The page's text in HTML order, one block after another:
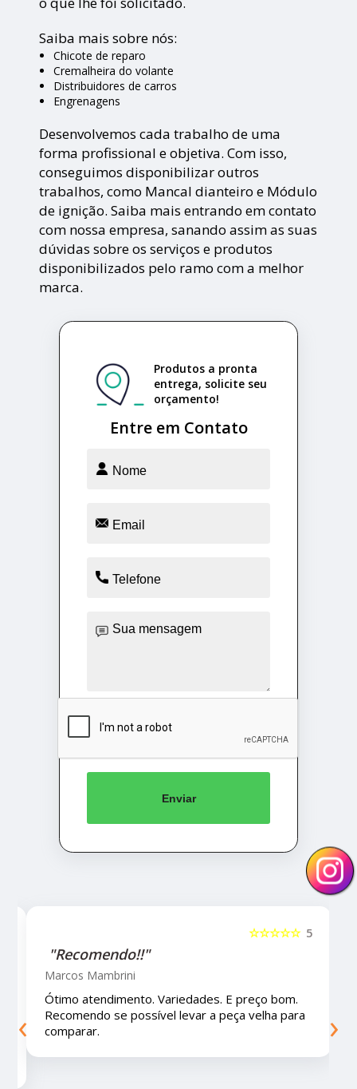
Saiba mais sobre nós:
Chicote de reparo
Cremalheira do volante
Distribuidores de carros
Engrenagens
Desenvolvemos cada trabalho de uma
forma profissional e objetiva. Com isso,
conseguimos disponibilizar outros
trabalhos, como Mancal dianteiro e Módulo
de ignição. Saiba mais entrando em contato
com nossa empresa, sanando assim as suas
dúvidas sobre os serviços e produtos
disponibilizados pelo ramo com a melhor
marca.
Entre em Contato
Produtos a pronta
entrega, solicite seu
orçamento!
Enviar
5
☆☆☆☆☆
"Recomendo!!!"
Letícia Brito
Ótimo lugar, vendedores super atenciosos e
educados e preços muito bons!
‹ ›